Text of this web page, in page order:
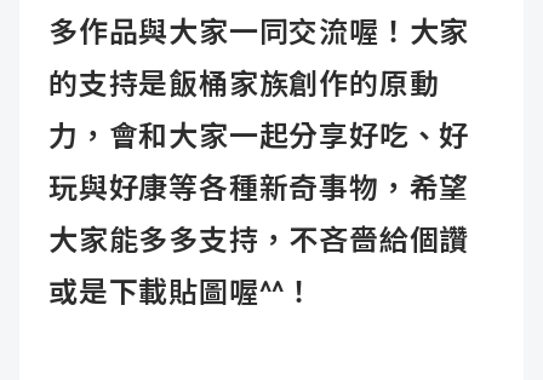
多作品與大家一同交流喔！大家
的支持是飯桶家族創作的原動
力，會和大家一起分享好吃、好
玩與好康等各種新奇事物，希望
大家能多多支持，不吝嗇給個讚
或是下載貼圖喔^^！